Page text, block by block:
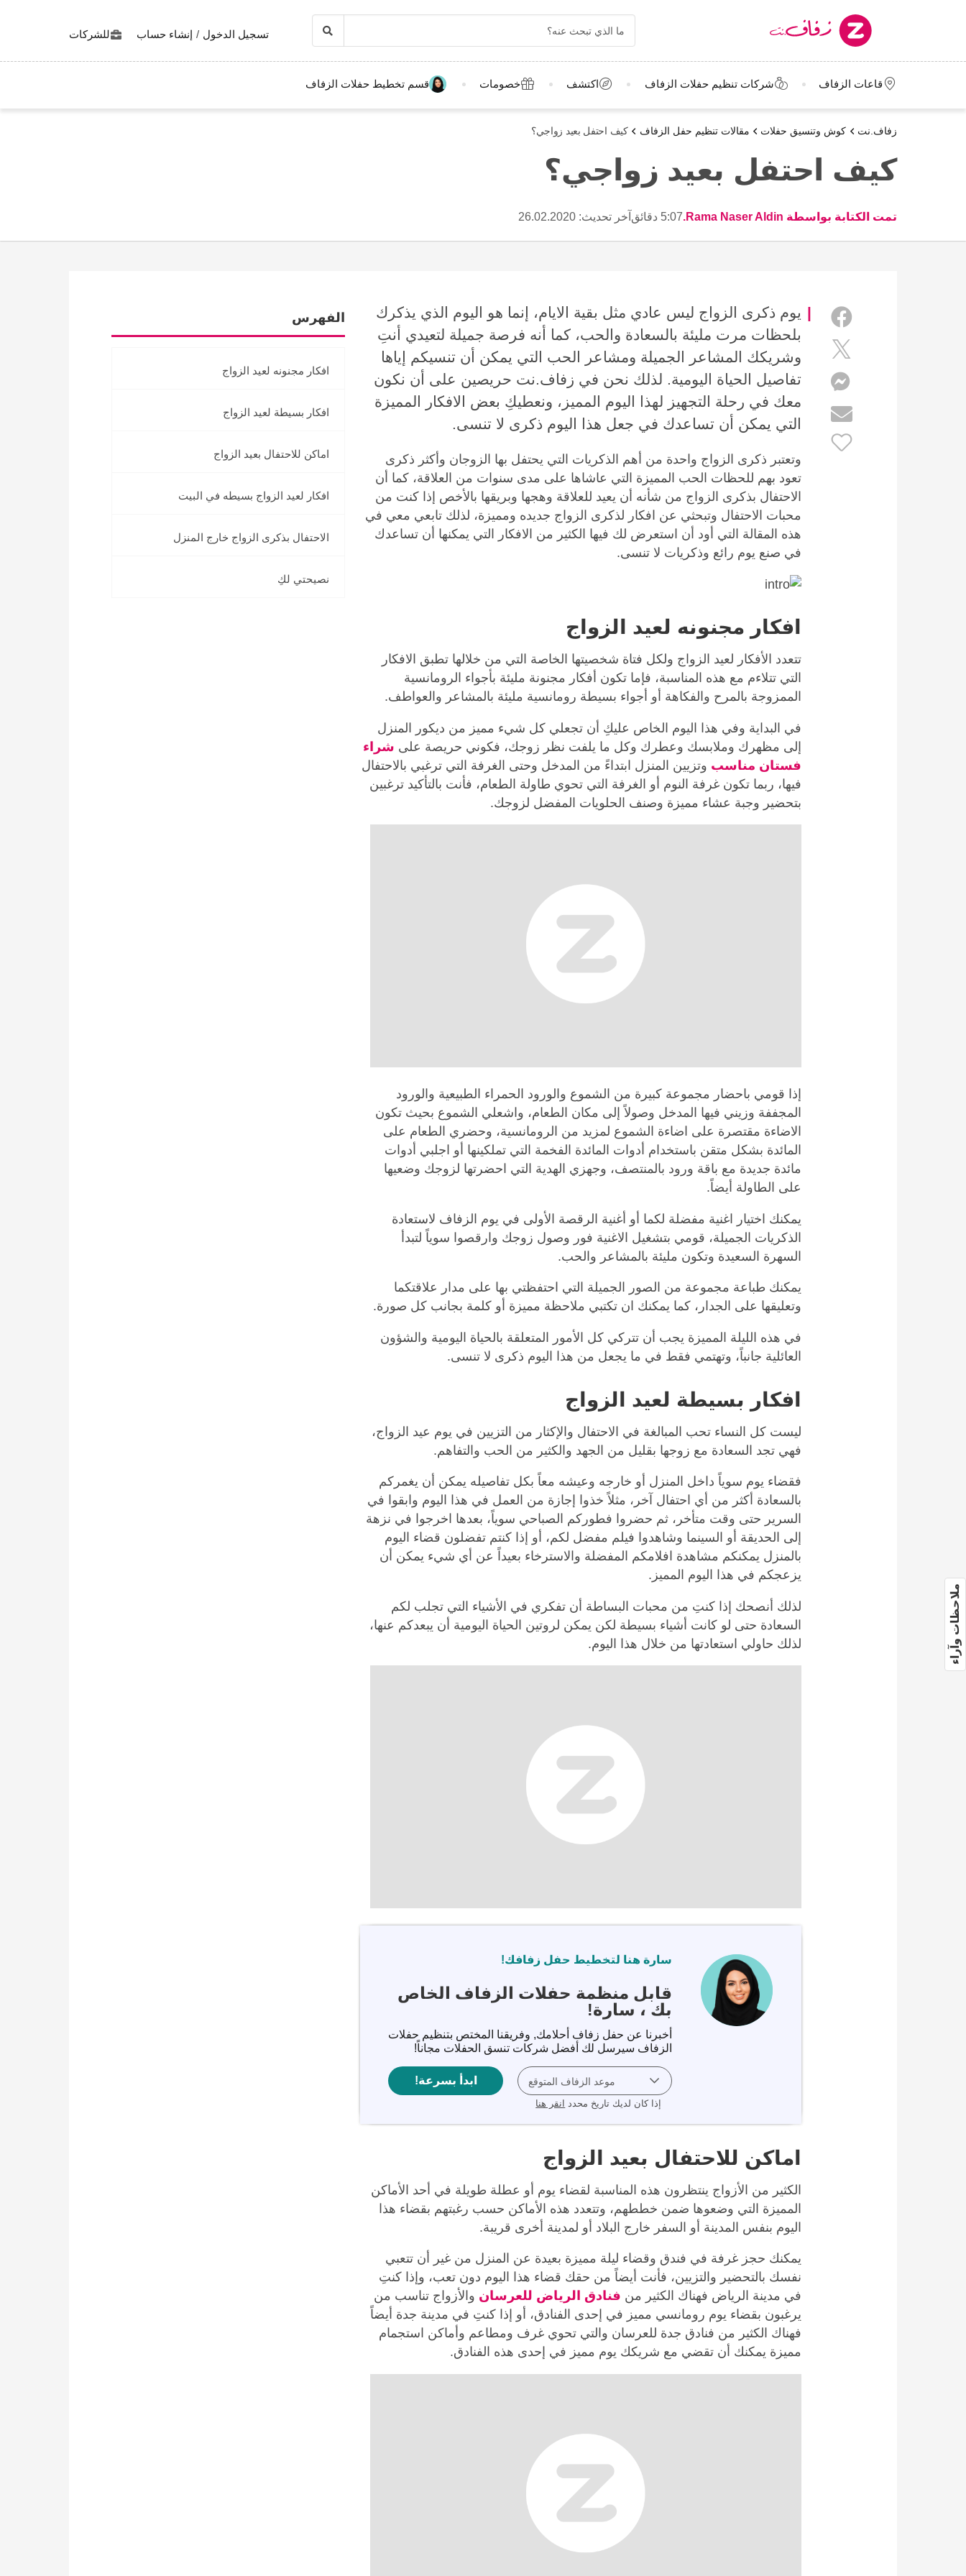
تسجيل الدخول / إنشاء حساب للشركات
قاعات الزفاف شركات تنظيم حفلات الزفاف اكتشف خصومات قسم تخطيط حفلات الزفاف
زفاف.نت كوش وتنسيق حفلات مقالات تنظيم حفل الزفاف كيف احتفل بعيد زواجي؟
كيف احتفل بعيد زواجي؟
تمت الكتابة بواسطة Rama Naser Aldin. 5:07 دقائق آخر تحديث:
يوم ذكرى الزواج ليس عادي مثل بقية الايام، إنما هو اليوم الذي يذكرك
بلحظات مرت مليئة بالسعادة والحب، كما أنه فرصة جميلة لتعيدي أنتِ
وشريكك المشاعر الجميلة ومشاعر الحب التي يمكن أن تنسيكم إياها
تفاصيل الحياة اليومية. لذلك نحن في زفاف.نت حريصين على أن نكون
معك في رحلة التجهيز لهذا اليوم المميز، ونعطيكِ بعض الافكار المميزة
التي يمكن أن تساعدك في جعل هذا اليوم ذكرى لا تنسى.
وتعتبر ذكرى الزواج واحدة من أهم الذكريات التي يحتفل بها الزوجان وأكثر ذكرى
تعود بهم للحظات الحب المميزة التي عاشاها على مدى سنوات من العلاقة، كما أن
الاحتفال بذكرى الزواج من شأنه أن يعيد للعلاقة وهجها وبريقها بالأخص إذا كنت من
محبات الاحتفال وتبحثي عن افكار لذكرى الزواج جديده ومميزة، لذلك تابعي معي في
هذه المقالة التي أود أن استعرض لك فيها الكثير من الافكار التي يمكنها أن تساعدك
في صنع يوم رائع وذكريات لا تنسى.
افكار مجنونه لعيد الزواج
تتعدد الأفكار لعيد الزواج ولكل فتاة شخصيتها الخاصة التي من خلالها تطبق الافكار
التي تتلاءم مع هذه المناسبة، فإما تكون أفكار مجنونة مليئة بأجواء الرومانسية
الممزوجة بالمرح والفكاهة أو أجواء بسيطة رومانسية مليئة بالمشاعر والعواطف.
في البداية وفي هذا اليوم الخاص عليكِ أن تجعلي كل شيء مميز من ديكور المنزل
إلى مظهرك وملابسك وعطرك وكل ما يلفت نظر زوجك، فكوني حريصة على شراء
فستان مناسب وتزيين المنزل ابتداءً من المدخل وحتى الغرفة التي ترغبي بالاحتفال
فيها، ربما تكون غرفة النوم أو الغرفة التي تحوي طاولة الطعام، فأنت بالتأكيد ترغبين
بتحضير وجبة عشاء مميزة وصنف الحلويات المفضل لزوجك.
إذا قومي باحضار مجموعة كبيرة من الشموع والورود الحمراء الطبيعية والورود
المجففة وزيني فيها المدخل وصولاً إلى مكان الطعام، واشعلي الشموع بحيث تكون
الاضاءة مقتصرة على اضاءة الشموع لمزيد من الرومانسية، وحضري الطعام على
المائدة بشكل متقن باستخدام أدوات المائدة الفخمة التي تملكينها أو اجلبي أدوات
مائدة جديدة مع باقة ورود بالمنتصف، وجهزي الهدية التي احضرتها لزوجك وضعيها
على الطاولة أيضاً.
يمكنك اختيار اغنية مفضلة لكما أو أغنية الرقصة الأولى في يوم الزفاف لاستعادة
الذكريات الجميلة، قومي بتشغيل الاغنية فور وصول زوجك وارقصوا سوياً لتبدأ
السهرة السعيدة وتكون مليئة بالمشاعر والحب.
يمكنك طباعة مجموعة من الصور الجميلة التي احتفظتي بها على مدار علاقتكما
وتعليقها على الجدار، كما يمكنك ان تكتبي ملاحظة مميزة أو كلمة بجانب كل صورة.
في هذه الليلة المميزة يجب أن تتركي كل الأمور المتعلقة بالحياة اليومية والشؤون
العائلية جانباً، وتهتمي فقط في ما يجعل من هذا اليوم ذكرى لا تنسى.
افكار بسيطة لعيد الزواج
ليست كل النساء تحب المبالغة في الاحتفال والإكثار من التزيين في يوم عيد الزواج،
فهي تجد السعادة مع زوجها بقليل من الجهد والكثير من الحب والتفاهم.
فقضاء يوم سوياً داخل المنزل أو خارجه وعيشه معاً بكل تفاصيله يمكن أن يغمركم
بالسعادة أكثر من أي احتفال آخر، مثلاً خذوا إجازة من العمل في هذا اليوم وابقوا في
السرير حتى وقت متأخر، ثم حضروا فطوركم الصباحي سوياً، بعدها اخرجوا في نزهة
إلى الحديقة أو السينما وشاهدوا فيلم مفضل لكم، أو إذا كنتم تفضلون قضاء اليوم
بالمنزل يمكنكم مشاهدة افلامكم المفضلة والاسترخاء بعيداً عن أي شيء يمكن أن
يزعجكم في هذا اليوم المميز.
لذلك أنصحك إذا كنتِ من محبات البساطة أن تفكري في الأشياء التي تجلب لكم
السعادة حتى لو كانت أشياء بسيطة لكن يمكن لروتين الحياة اليومية أن يبعدكم عنها،
لذلك حاولي استعادتها من خلال هذا اليوم.
سارة هنا لتخطيط حفل زفافك!
قابل منظمة حفلات الزفاف الخاص
بك ، سارة!
أخبرنا عن حفل زفاف أحلامك, وفريقنا المختص بتنظيم حفلات
الزفاف سيرسل لك أفضل شركات تنسق الحفلات مجاناً!
موعد الزفاف المتوقع
إذا كان لديك تاريخ محدد انقر هنا
ابدأ بسرعة!
اماكن للاحتفال بعيد الزواج
الكثير من الأزواج ينتظرون هذه المناسبة لقضاء يوم أو عطلة طويلة في أحد الأماكن
المميزة التي وضعوها ضمن خططهم، وتتعدد هذه الأماكن حسب رغبتهم بقضاء هذا
اليوم بنفس المدينة أو السفر خارج البلاد أو لمدينة أخرى قريبة.
يمكنك حجز غرفة في فندق وقضاء ليلة مميزة بعيدة عن المنزل من غير أن تتعبي
نفسك بالتحضير والتزيين، فأنت أيضاً من حقك قضاء هذا اليوم دون تعب، وإذا كنتِ
في مدينة الرياض فهناك الكثير من فنادق الرياض للعرسان والأزواج تناسب من
يرغبون بقضاء يوم رومانسي مميز في إحدى الفنادق، أو إذا كنتِ في مدينة جدة أيضاً
فهناك الكثير من فنادق جدة للعرسان والتي تحوي غرف ومطاعم وأماكن استجمام
مميزة يمكنك أن تقضي مع شريكك يوم مميز في إحدى هذه الفنادق.
الفهرس
افكار مجنونه لعيد الزواج
افكار بسيطة لعيد الزواج
اماكن للاحتفال بعيد الزواج
افكار لعيد الزواج بسيطه في البيت
الاحتفال بذكرى الزواج خارج المنزل
نصيحتي لكِ
ملاحظات وآراء